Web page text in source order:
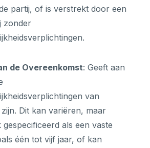
partij, of is verstrekt door een
zonder
de Overeenkomst: Geeft aan
van
Dit kan variëren, maar
als een vaste
één tot vijf jaar, of kan